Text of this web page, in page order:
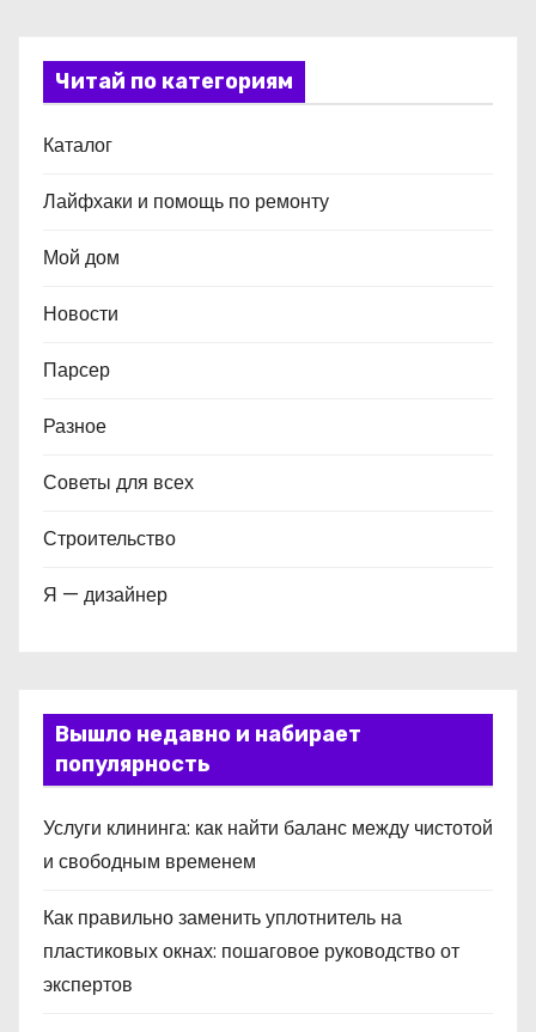
Читай по категориям
Каталог
Лайфхаки и помощь по ремонту
Мой дом
Новости
Парсер
Разное
Советы для всех
Строительство
Я — дизайнер
Вышло недавно и набирает
популярность
Услуги клининга: как найти баланс между чистотой
и свободным временем
Как правильно заменить уплотнитель на
пластиковых окнах: пошаговое руководство от
экспертов